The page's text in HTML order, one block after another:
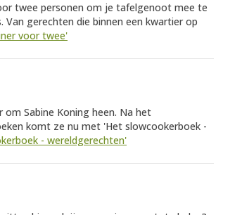
twee personen om je tafelgenoot mee te
gerechten die binnen een kwartier op
voor twee'
Sabine Koning heen. Na het
komt ze nu met 'Het slowcookerboek -
- wereldgerechten'